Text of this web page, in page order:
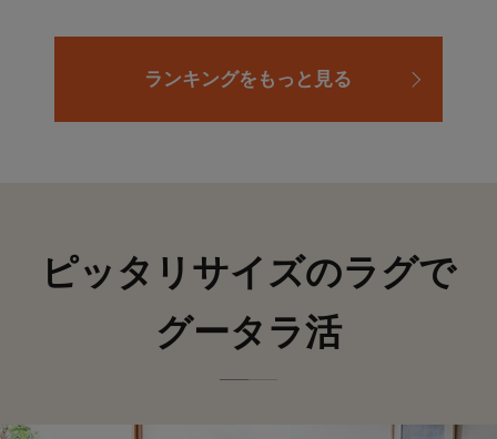
ランキングをもっと見る
ピッタリサイズのラグで
グータラ活